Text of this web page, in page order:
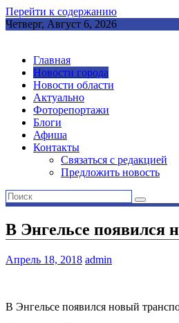
Перейти к содержанию
Четверг, Август 6, 2026
Главная
Новости города
Новости области
Актуально
Фоторепортажи
Блоги
Афиша
Контакты
Связаться с редакцией
Предложить новость
В Энгельсе появился
Апрель 18, 2018 admin
В Энгельсе появился новый